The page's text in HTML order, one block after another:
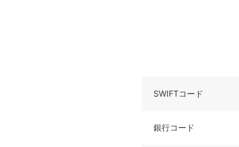
SWIFTコード
銀行コード